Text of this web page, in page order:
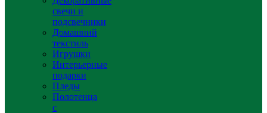
свечи и
подсвечники
Домашний
текстиль
Игрушки
Интерьерные
подарки
Пледы
Полотенца
с